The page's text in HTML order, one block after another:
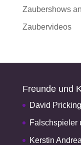
Zaubershows
Zaubervideos
Freunde und
David Pricking
Falschspieler
Kerstin